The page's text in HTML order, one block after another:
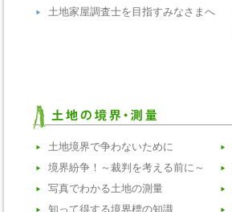
土地家屋調査士を目指すみなさまへ
土地境界で争わないために
境界紛争！～裁判を考える前に～
写真でわかる土地の測量
知って得する境界標の知識